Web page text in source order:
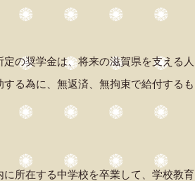
の奨学金は、将来の滋賀県を支える人
る為に、無返済、無拘束で給付するも
所在する中学校を卒業して、学校教育